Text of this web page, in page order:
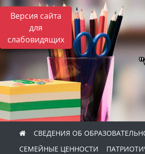
Версия сайта
для
слабовидящих
СВЕДЕНИЯ ОБ
СЕМЕЙНЫЕ ЦЕННОСТИ